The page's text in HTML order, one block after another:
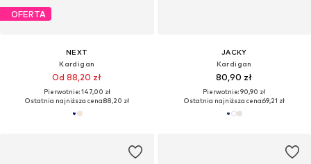
OFERTA
NEXT
Kardigan
Od 88,20 zł
Pierwotnie: 147,00 zł
Ostatnia najniższa cena:88,20 zł
JACKY
Kardigan
80,90 zł
Pierwotnie: 90,90 zł
Ostatnia najniższa cena:69,21 zł